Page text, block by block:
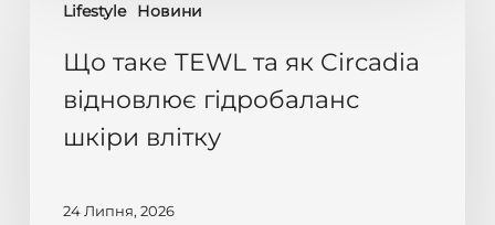
Lifestyle Новини
таке
TEWL
Circadia
гідробаланс
Що таке TEWL та як Circadia
відновлює гідробаланс
шкіри влітку
24 Липня, 2026